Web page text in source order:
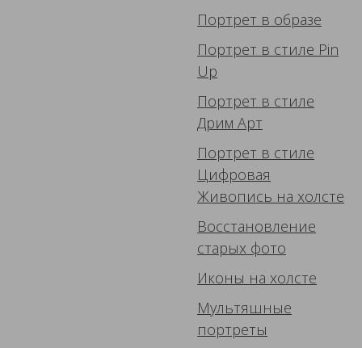
Портрет в образе
Портрет в стиле Pin
Up
Портрет в стиле
Дрим Арт
Портрет в стиле
Цифровая
Живопись на холсте
Восстановление
старых фото
Иконы на холсте
Мультяшные
портреты